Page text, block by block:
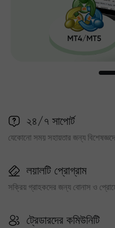
২৪/৭ সাপোর্ট
যেকোনো সময় সহায়তার জন্য
লয়ালটি প্রোগ্রাম
সক্রিয় গ্রাহকদের জন্য বোনাস ও
ট্রেডারদের কমিউনিটি